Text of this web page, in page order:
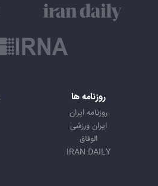
روزنامه ها
روزنامه ایران
ایران ورزشی
الوفاق
IRAN DAILY